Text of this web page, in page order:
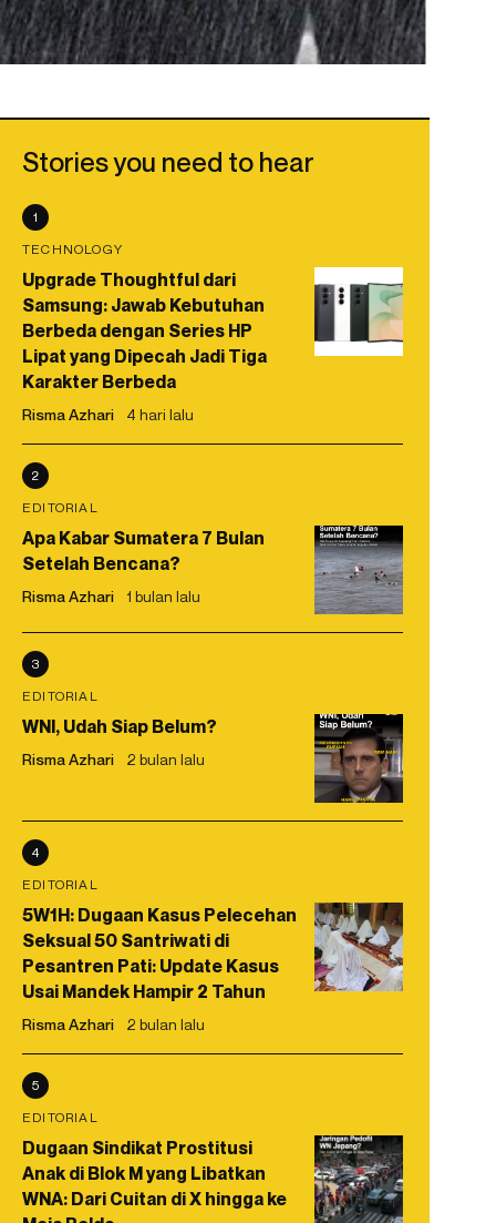
Stories you need to hear
1
TECHNOLOGY
Upgrade Thoughtful dari
Samsung: Jawab Kebutuhan
Berbeda dengan Series HP
Lipat yang Dipecah Jadi Tiga
Karakter Berbeda
Risma Azhari 4 hari lalu
2
EDITORIAL
Apa Kabar Sumatera 7 Bulan
Setelah Bencana?
Risma Azhari 1 bulan lalu
3
EDITORIAL
WNI, Udah Siap Belum?
Risma Azhari 2 bulan lalu
4
EDITORIAL
5W1H: Dugaan Kasus Pelecehan
Seksual 50 Santriwati di
Pesantren Pati: Update Kasus
Usai Mandek Hampir 2 Tahun
Risma Azhari 2 bulan lalu
5
EDITORIAL
Dugaan Sindikat Prostitusi
Anak di Blok M yang Libatkan
WNA: Dari Cuitan di X hingga ke